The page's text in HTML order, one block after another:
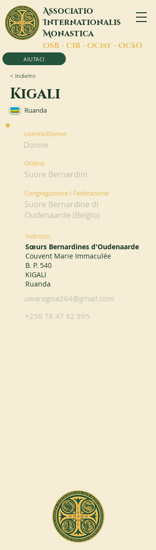
Associatio
Internationalis
Monastica
OSB - CIB - OCist - OCSO
AIUTACI
< Indietro
Kigali
Ruanda
Uomini/Donne
Donne
Ordine
Suore Bernardini
Congregazione / Federazione
Suore Bernardine di
Oudenaarde (Belgio)
Indirizzo
Sœurs Bernardines d'Oudenaarde
Couvent Marie Immaculée
B. P. 540
KIGALI
Ruanda
uwaregine264@gmail.com
+250 78 47 92 995